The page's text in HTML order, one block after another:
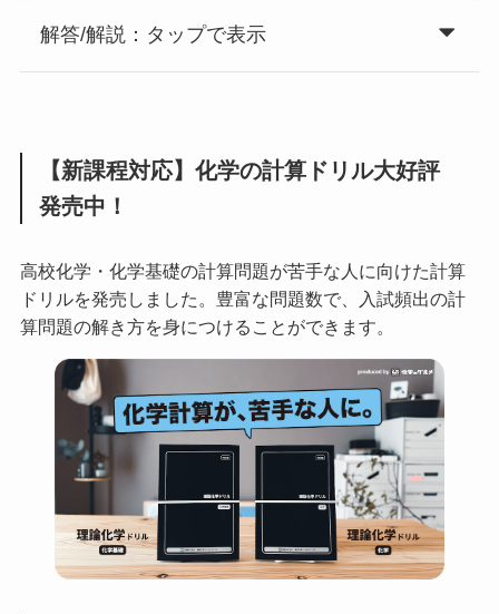
解答/解説：タップで表示
【新課程対応】化学の計算ドリル大好評
発売中！
高校化学・化学基礎の計算問題が苦手な人に向けた計算
ドリルを発売しました。豊富な問題数で、入試頻出の計
算問題の解き方を身につけることができます。